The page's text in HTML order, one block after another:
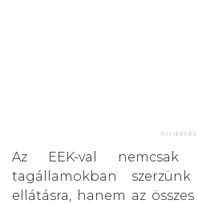
Az EEK-val
tagállamokban
ellátásra, hanem az